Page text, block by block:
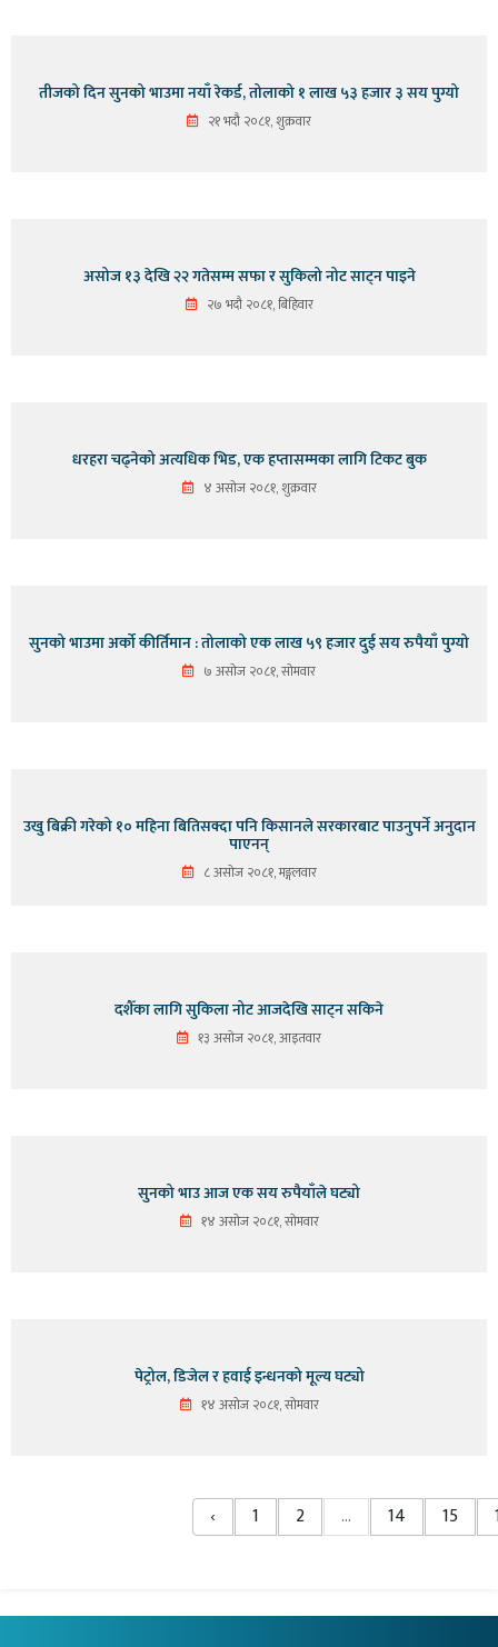
तीजको दिन सुनको भाउमा नयाँ रेकर्ड, तोलाको १ लाख ५३ हजार ३ सय पुग्यो
२१ भदौ २०८१, शुक्रवार
असोज १३ देखि २२ गतेसम्म सफा र सुकिलो नोट साट्न पाइने
२७ भदौ २०८१, बिहिवार
धरहरा चढ्नेको अत्यधिक भिड, एक हप्तासम्मका लागि टिकट बुक
४ असोज २०८१, शुक्रवार
सुनको भाउमा अर्को कीर्तिमान : तोलाको एक लाख ५९ हजार दुई सय रुपैयाँ पुग्यो
७ असोज २०८१, सोमवार
उखु बिक्री गरेको १० महिना बितिसक्दा पनि किसानले सरकारबाट पाउनुपर्ने अनुदान
पाएनन्
८ असोज २०८१, मङ्गलवार
दशैँका लागि सुकिला नोट आजदेखि साट्न सकिने
१३ असोज २०८१, आइतवार
सुनको भाउ आज एक सय रुपैयाँले घट्यो
१४ असोज २०८१, सोमवार
पेट्रोल, डिजेल र हवाई इन्धनको मूल्य घट्यो
१४ असोज २०८१, सोमवार
‹ 1 2 ... 14 15